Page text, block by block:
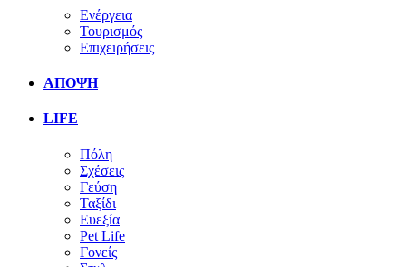
Ενέργεια
Τουρισμός
Επιχειρήσεις
ΑΠΟΨΗ
LIFE
Πόλη
Σχέσεις
Γεύση
Ταξίδι
Ευεξία
Pet Life
Γονείς